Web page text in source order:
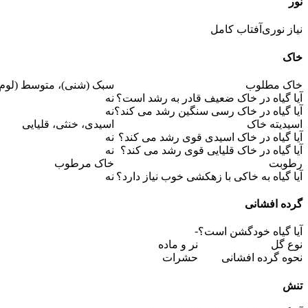
نیاز نوری آفتاب کامل
خاک
خاک مطلوب
سبک (شنی)، متوسط
آیا گیاه در خاک ضعیف قادر به رشد است؟ نه
آیا گیاه در خاک رسی سنگین رشد می کند؟نه
اسیدیته خاک
اسیدی، خنثی، قلیایی
آیا گیاه در خاک اسیدی قوی رشد می کند؟ نه
آیا گیاه در خاک قلیایی قوی رشد می کند؟
نه
رطوبت
خاک مرطوب
آیا گیاه به خاکی با زهکشی خوب نیاز دارد؟ نه
گرده افشانی
آیا گیاه خودگشن است؟-
نوع گل
نر و ماده
نحوه گرده افشانی
حشرات
تنش